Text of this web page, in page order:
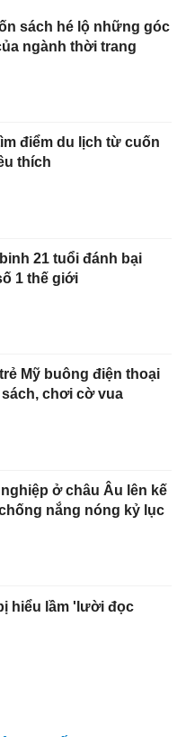
sách hé lộ những góc
ngành thời trang
điểm du lịch từ cuốn
thích
21 tuổi đánh bại
1 thế giới
Mỹ buông điện thoại
chơi cờ vua
ở châu Âu lên kế
nắng nóng kỷ lục
hiểu lầm 'lười đọc